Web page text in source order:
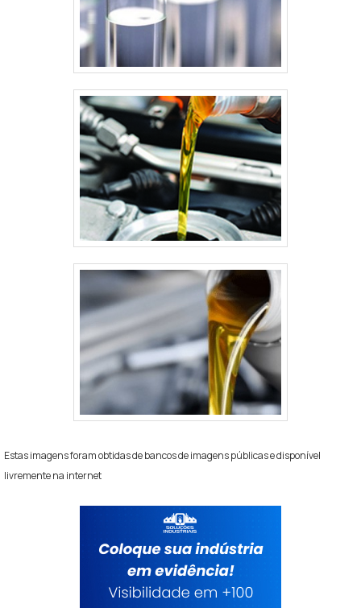
Estas imagens foram obtidas de bancos de imagens públicas e disponível
livremente na internet